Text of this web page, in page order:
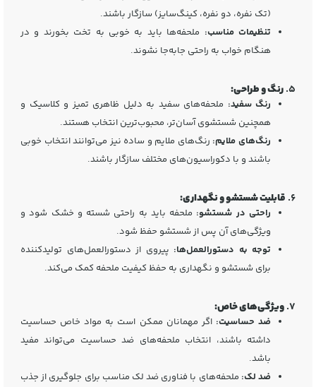
(تک نفره، دو نفره، کینگ‌سایز) سازگار باشند.
تنظیمات مناسب: ملحفه‌ها باید به خوبی به تخت بخورند و در
هنگام خواب به راحتی جابه‌جا نشوند.
5. رنگ و طراحی:
رنگ سفید: ملحفه‌های سفید به دلیل ظاهری تمیز و کلاسیک و
همچنین شستشوی آسان‌تر، محبوب‌ترین انتخاب هستند.
رنگ‌های ملایم: رنگ‌های ملایم و ساده نیز می‌توانند انتخاب خوبی
باشند و با دکوراسیون‌های مختلف سازگار باشند.
6. قابلیت شستشو و نگهداری:
راحتی در شستشو: ملحفه باید به راحتی شسته و خشک شود و
ویژگی‌های آن پس از شستشو حفظ شود.
توجه به دستورالعمل‌ها: پیروی از دستورالعمل‌های تولیدکننده
برای شستشو و نگهداری به حفظ کیفیت ملحفه کمک می‌کند.
7. ویژگی‌های خاص:
ضد حساسیت: اگر مهمانان ممکن است به مواد خاص حساسیت
داشته باشند، انتخاب ملحفه‌های ضد حساسیت می‌تواند مفید
باشد.
ضد لک: ملحفه‌های با فناوری ضد لک مناسب برای جلوگیری از جذب